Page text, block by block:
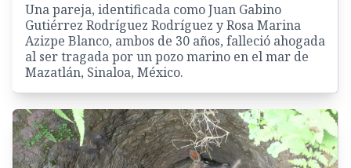
Una pareja, identificada como Juan Gabino
Gutiérrez Rodríguez Rodríguez y Rosa Marina
Azizpe Blanco, ambos de 30 años, falleció ahogada
al ser tragada por un pozo marino en el mar de
Mazatlán, Sinaloa, México.